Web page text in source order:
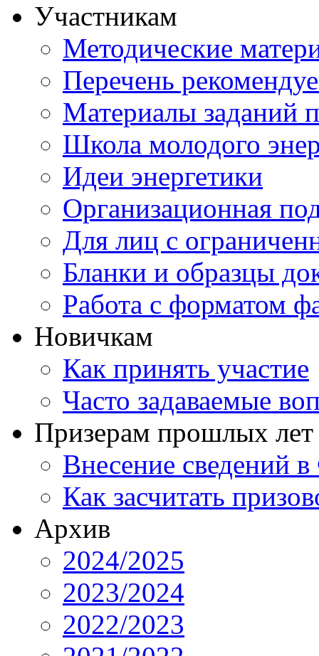
Участникам
Методические
Перечень
Материалы заданий
Школа молодого
Идеи энергетики
Организационная
Для лиц с
Бланки и образцы
Работа с форматом
Новичкам
Как принять участие
Часто задаваемые
Призерам прошлых лет
Внесение
Как засчитать
Архив
2024/2025
2023/2024
2022/2023